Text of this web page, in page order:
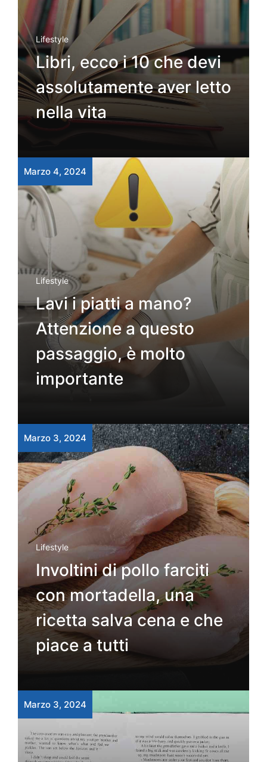
Lifestyle
Libri, ecco i 10 che devi
assolutamente aver letto
nella vita
Marzo 4, 2024
Lifestyle
Lavi i piatti a mano?
Attenzione a questo
passaggio, è molto
importante
Marzo 3, 2024
Lifestyle
Involtini di pollo farciti
con mortadella, una
ricetta salva cena e che
piace a tutti
Marzo 3, 2024